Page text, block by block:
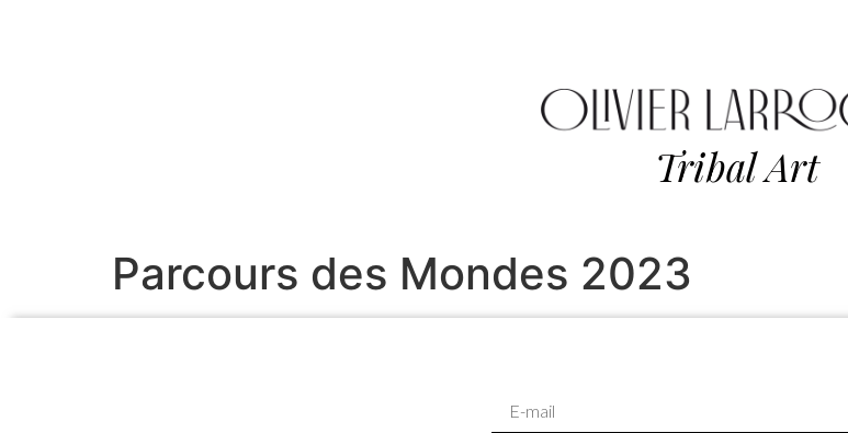
Tribal Art
Parcours des Mondes 2023